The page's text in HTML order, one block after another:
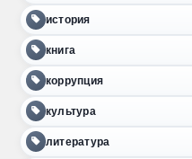
история
книга
коррупция
культура
литература